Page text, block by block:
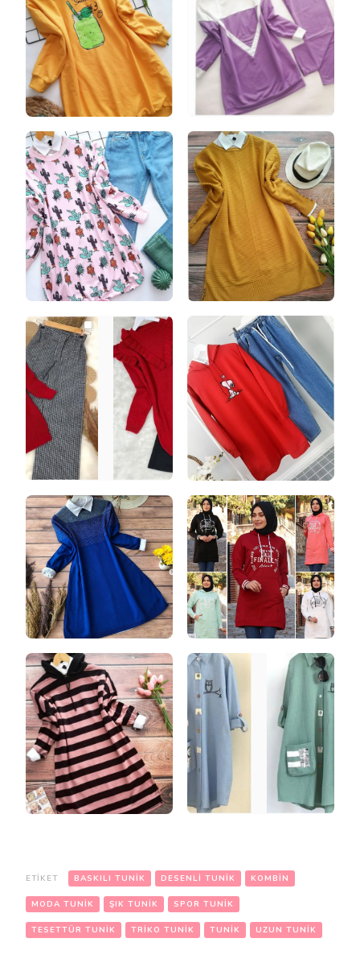
ETIKET BASKILI TUNIK DESENLI TUNIK KOMBIN
MODA TUNIK ŞIK TUNIK SPOR TUNIK
TESETTÜR TUNIK TRIKO TUNIK TUNIK UZUN TUNIK